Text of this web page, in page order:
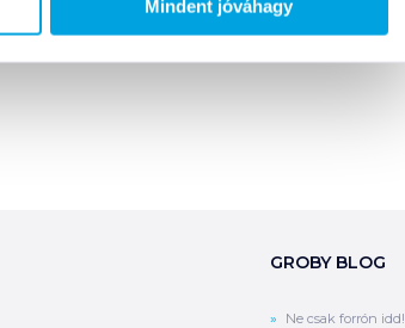
Mindent jóváhagy
GROBY BLOG
Ne csak forrón idd!